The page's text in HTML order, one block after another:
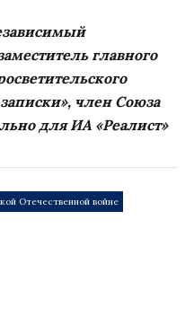
главного
член Союза
для ИА «Реалист»
Отечественной войне